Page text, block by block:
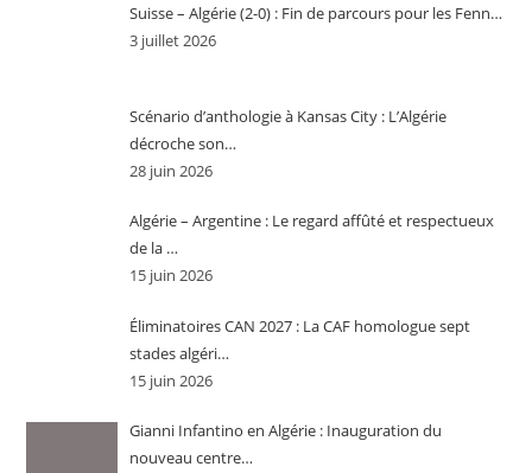
Suisse – Algérie (2-0) : Fin de parcours pour les Fenn…
3 juillet 2026
Scénario d’anthologie à Kansas City : L’Algérie
décroche son…
28 juin 2026
Algérie – Argentine : Le regard affûté et respectueux
de la …
15 juin 2026
Éliminatoires CAN 2027 : La CAF homologue sept
stades algéri…
15 juin 2026
Gianni Infantino en Algérie : Inauguration du
nouveau centre…